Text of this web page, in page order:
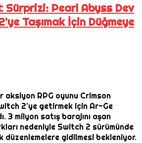
Sürprizi: Pearl Abyss Dev
Taşımak İçin Düğmeye
aksiyon RPG oyunu Crimson
2’ye getirmek için Ar-Ge
3 milyon satış barajını aşan
nedeniyle Switch 2 sürümünde
düzenlemelere gidilmesi bekleniyor.